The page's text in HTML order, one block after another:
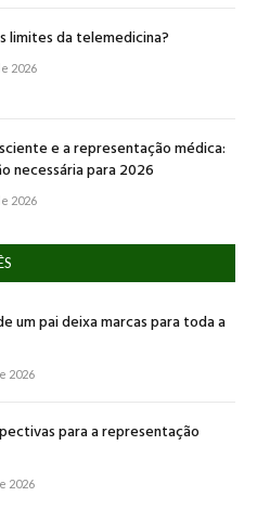
limites da telemedicina?
2026
e a representação médica:
necessária para 2026
2026
um pai deixa marcas para toda a
2026
para a representação
2026